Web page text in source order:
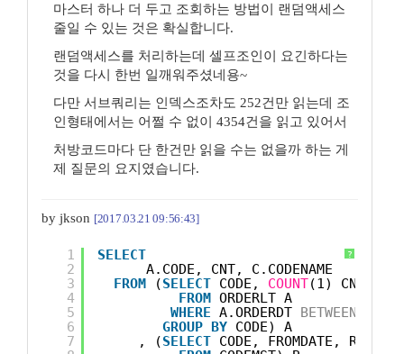
마스터 하나 더 두고 조회하는 방법이 랜덤액세스
줄일 수 있는 것은 확실합니다.
랜덤액세스를 처리하는데 셀프조인이 요긴하다는
것을 다시 한번 일깨워주셨네용~
다만 서브쿼리는 인덱스조차도 252건만 읽는데 조
인형태에서는 어쩔 수 없이 4354건을 읽고 있어서
처방코드마다 단 한건만 읽을 수는 없을까 하는 게
제 질문의 요지였습니다.
by jkson [2017.03.21 09:56:43]
?
1
2
3
4
5
6
7
SELECT
A.CODE, CNT, C.CODENAME
FROM
(SELECT CODE, COUNT(1) CNT
FROM ORDERLT A
WHERE A.ORDERDT BETWEEN
GROUP BY CODE) A
, (SELECT CODE, FROMDATE,